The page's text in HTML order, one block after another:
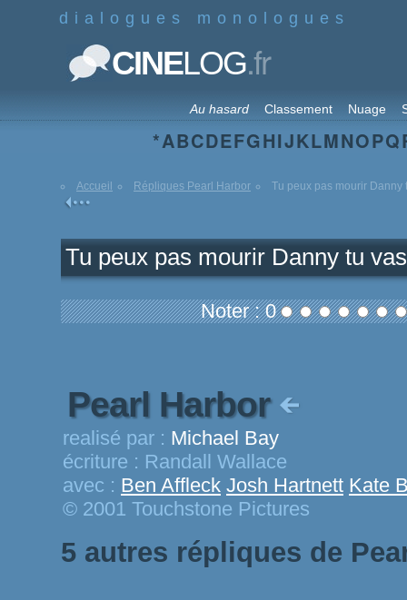
dialogues monologues
CINELOG.fr
Au hasard Classement Nuage
*ABCDEFGHIJKLMNOPQ
Accueil Répliques Pearl Harbor Tu peux pas mourir Danny
Tu peux pas mourir Danny tu
Noter : 0
Pearl Harbor
realisé par : Michael Bay
écriture : Randall Wallace
avec : Ben Affleck Josh Hartnett Kate
© 2001 Touchstone Pictures
5 autres répliques de